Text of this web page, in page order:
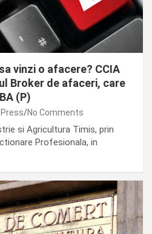
vinzi o afacere? CCIA
Broker de afaceri, care
(P)
No Comments
si Agricultura Timis, prin
Profesionala, in